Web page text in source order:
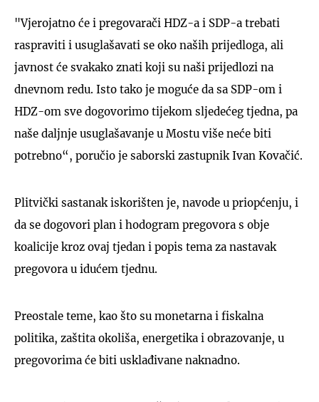
"Vjerojatno će i pregovarači HDZ-a i SDP-a trebati
raspraviti i usuglašavati se oko naših prijedloga, ali
javnost će svakako znati koji su naši prijedlozi na
dnevnom redu. Isto tako je moguće da sa SDP-om i
HDZ-om sve dogovorimo tijekom sljedećeg tjedna, pa
naše daljnje usuglašavanje u Mostu više neće biti
potrebno“, poručio je saborski zastupnik Ivan Kovačić.
Plitvički sastanak iskorišten je, navode u priopćenju, i
da se dogovori plan i hodogram pregovora s obje
koalicije kroz ovaj tjedan i popis tema za nastavak
pregovora u idućem tjednu.
Preostale teme, kao što su monetarna i fiskalna
politika, zaštita okoliša, energetika i obrazovanje, u
pregovorima će biti usklađivane naknadno.